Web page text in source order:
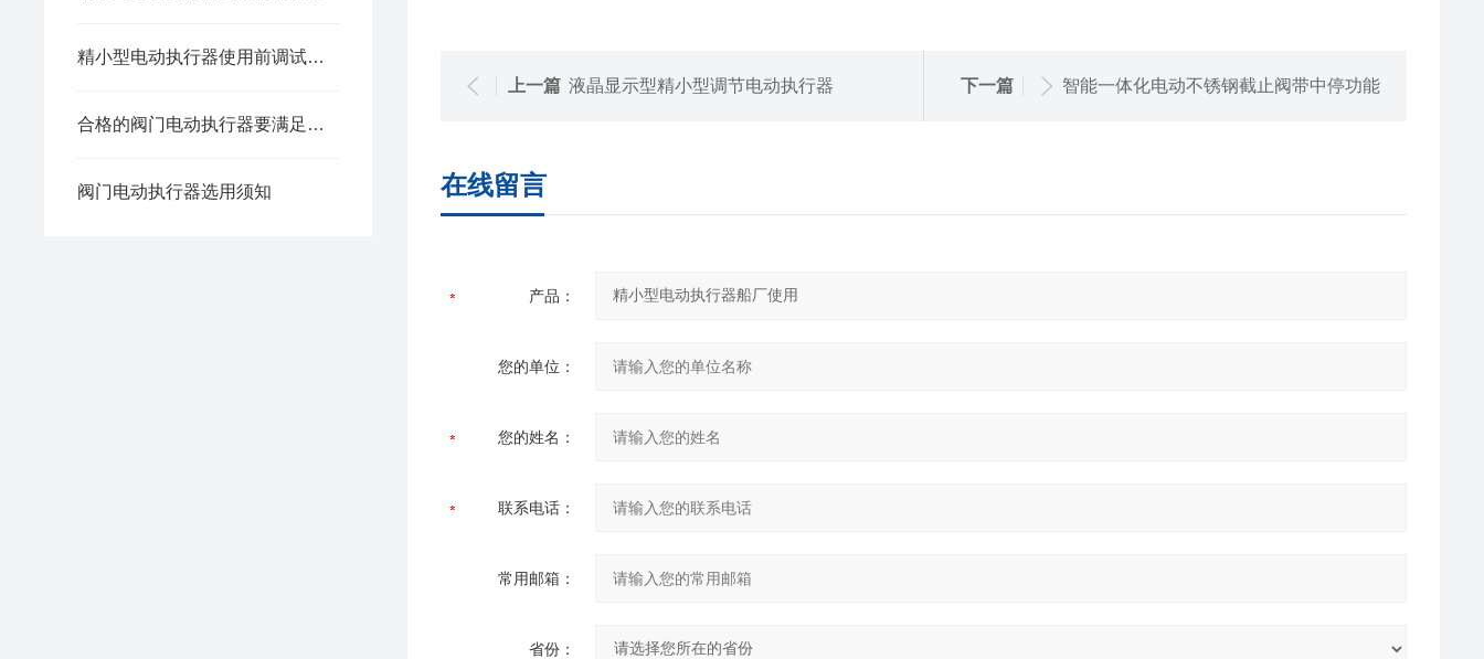
精小型电动执行器使用前调试步骤有哪些？
合格的阀门电动执行器要满足哪些要求？
阀门电动执行器选用须知
上一篇 液晶显示型精小型调节电动执行器 下一篇 智能一体化电动不锈钢截止阀带中停功能
在线留言
产品：
您的单位：
您的姓名：
联系电话：
常用邮箱：
省份：